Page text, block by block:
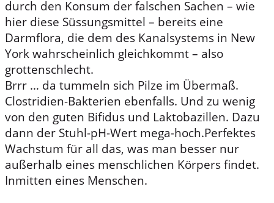
durch den Konsum der falschen Sachen – wie
hier diese Süssungsmittel – bereits eine
Darmflora, die dem des Kanalsystems in New
York wahrscheinlich gleichkommt – also
grottenschlecht.
Brrr … da tummeln sich Pilze im Übermaß.
Clostridien-Bakterien ebenfalls. Und zu wenig
von den guten Bifidus und Laktobazillen. Dazu
dann der Stuhl-pH-Wert mega-hoch.Perfektes
Wachstum für all das, was man besser nur
außerhalb eines menschlichen Körpers findet.
Inmitten eines Menschen.